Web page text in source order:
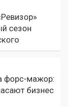
сезон
форс-мажор:
бизнес